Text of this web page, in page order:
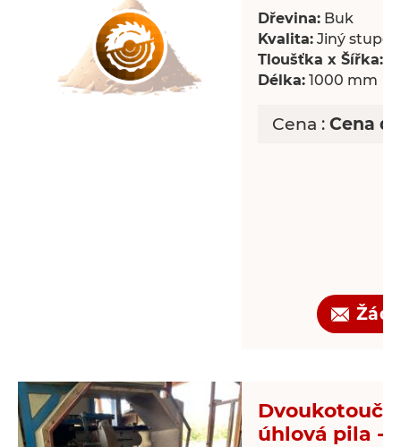
Dřevina: Buk
Kvalita: Jiný
Tloušťka x Šířka:
Délka: 1000 mm
Cena : Cena
úhlová pila -